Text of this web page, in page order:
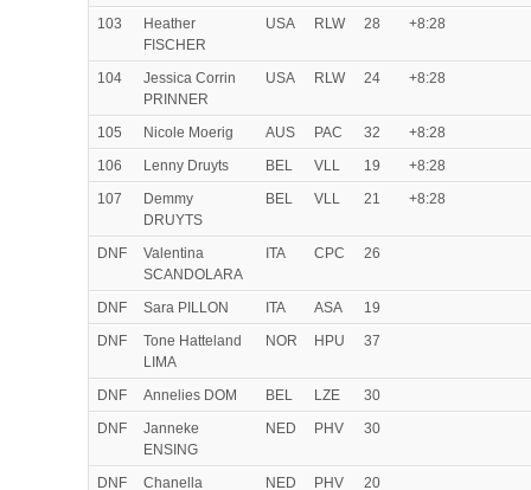
103
Heather
FISCHER
USA RLW 28 +8:28
104
Jessica Corrin
PRINNER
USA RLW 24 +8:28
105 Nicole Moerig AUS PAC 32
+8:28
106
Lenny Druyts BEL VLL 19
+8:28
107
Demmy
DRUYTS
BEL VLL 21 +8:28
DNF
Valentina
SCANDOLARA
ITA CPC 26
DNF Sara PILLON ITA ASA
19
DNF
Tone Hatteland
LIMA
NOR HPU 37
DNF Annelies DOM BEL LZE
30
DNF
Janneke
ENSING
NED PHV 30
DNF
Chanella
NED PHV 20